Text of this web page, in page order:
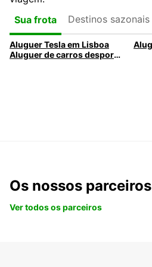
Sua frota
Destinos sazonais
Aluguer Tesla em Lisboa
Aluguer de carros desportivos em Lisboa pela Europcar
Os nossos parceiros
Ver todos os parceiros